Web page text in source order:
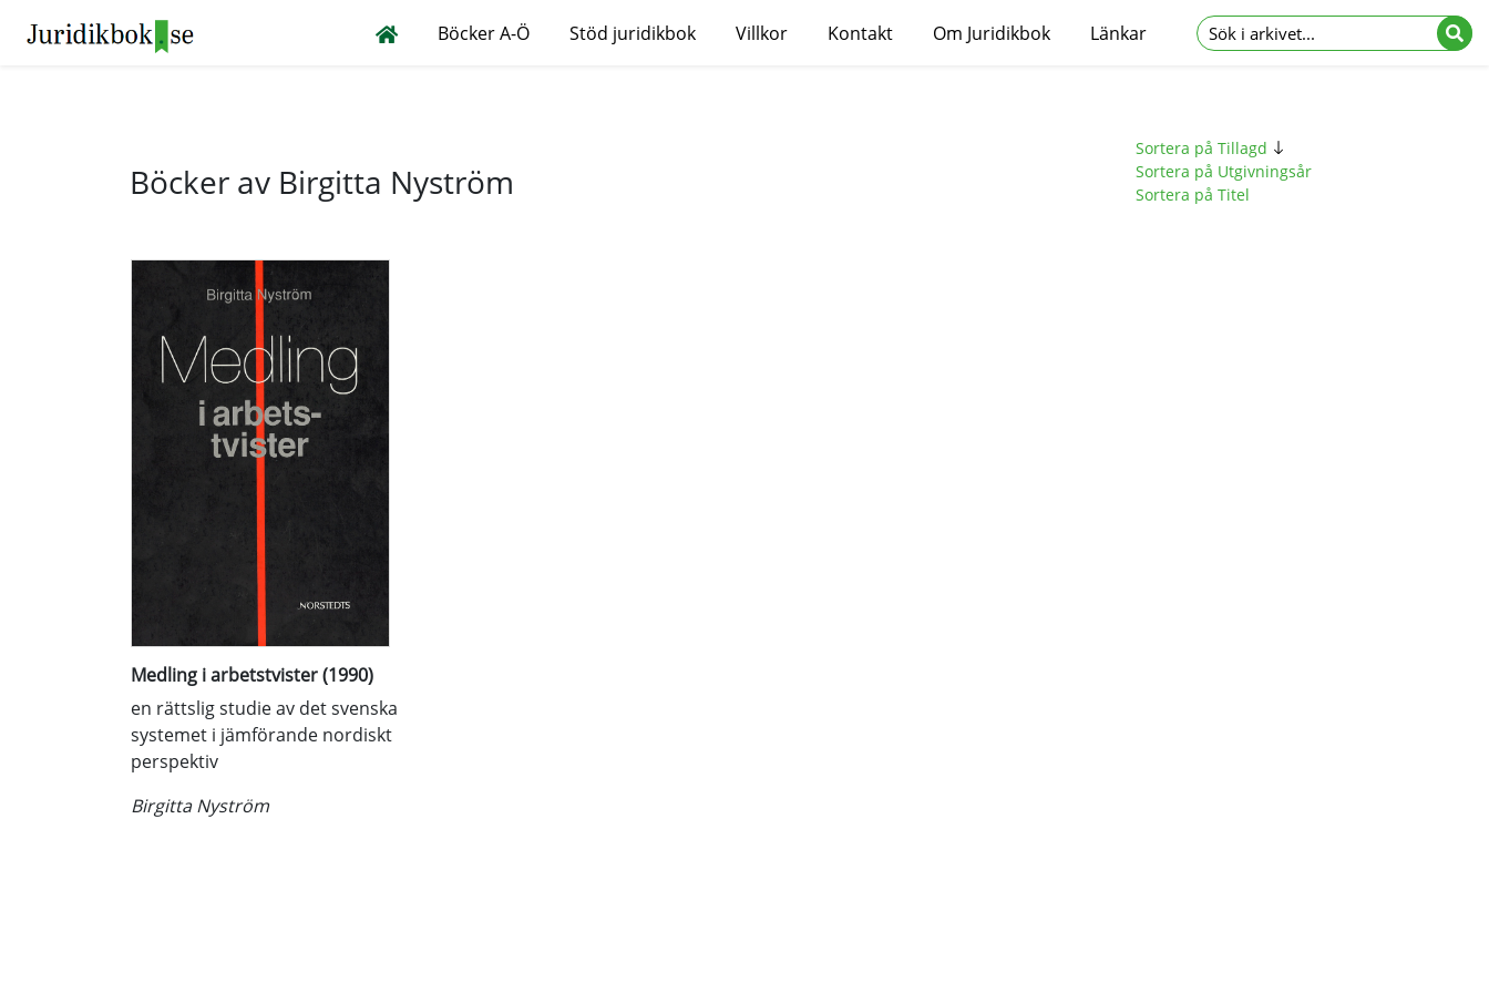
Böcker A-Ö Stöd juridikbok Villkor Kontakt Om Juridikbok Länkar
Böcker av Birgitta Nyström
Sortera på Tillagd
Sortera på Utgivningsår
Sortera på Titel
Medling i arbetstvister (1990)
en rättslig studie av det svenska
systemet i jämförande nordiskt
perspektiv
Birgitta Nyström